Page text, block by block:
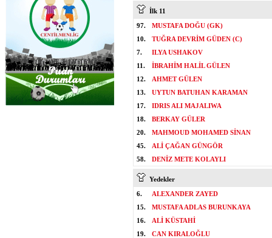
İlk 11
97.
MUSTAFA DOĞU (GK)
10.
TUĞRA DEVRİM GÜDEN (C)
7.
ILYA USHAKOV
11.
İBRAHİM HALİL GÜLEN
12.
AHMET GÜLEN
13.
UYTUN BATUHAN KARAMAN
17.
IDRIS ALI MAJALIWA
18.
BERKAY GÜLER
20.
MAHMOUD MOHAMED SİNAN
45.
ALİ ÇAĞAN GÜNGÖR
58.
DENİZ METE KOLAYLI
Yedekler
6.
ALEXANDER ZAYED
15.
MUSTAFA ADLAS BURUNKAYA
16.
ALİ KÜSTAHİ
19.
CAN KIRALOĞLU